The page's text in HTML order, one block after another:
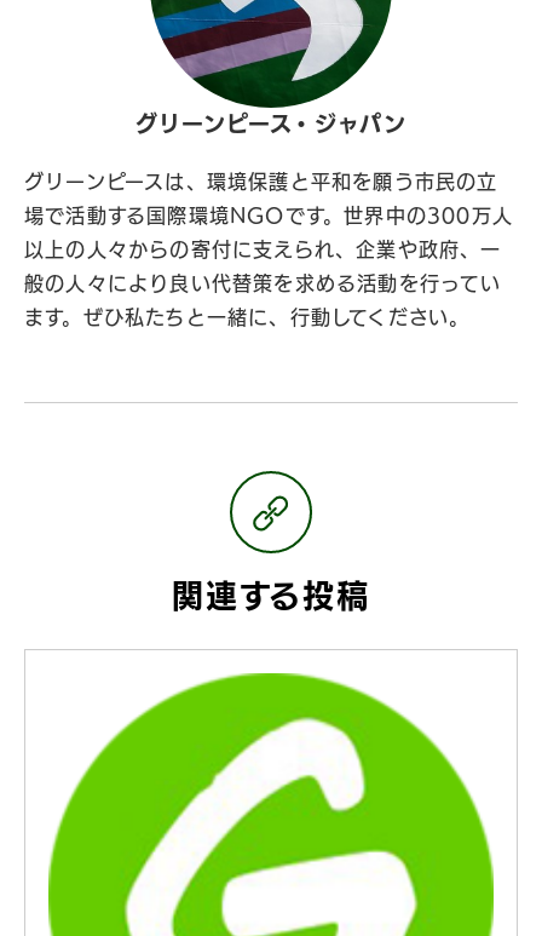
グリーンピース・ジャパン
グリーンピースは、環境保護と平和を願う市民の立
場で活動する国際環境NGOです。世界中の300万人
以上の人々からの寄付に支えられ、企業や政府、一
般の人々により良い代替策を求める活動を行ってい
ます。ぜひ私たちと一緒に、行動してください。
関連する投稿